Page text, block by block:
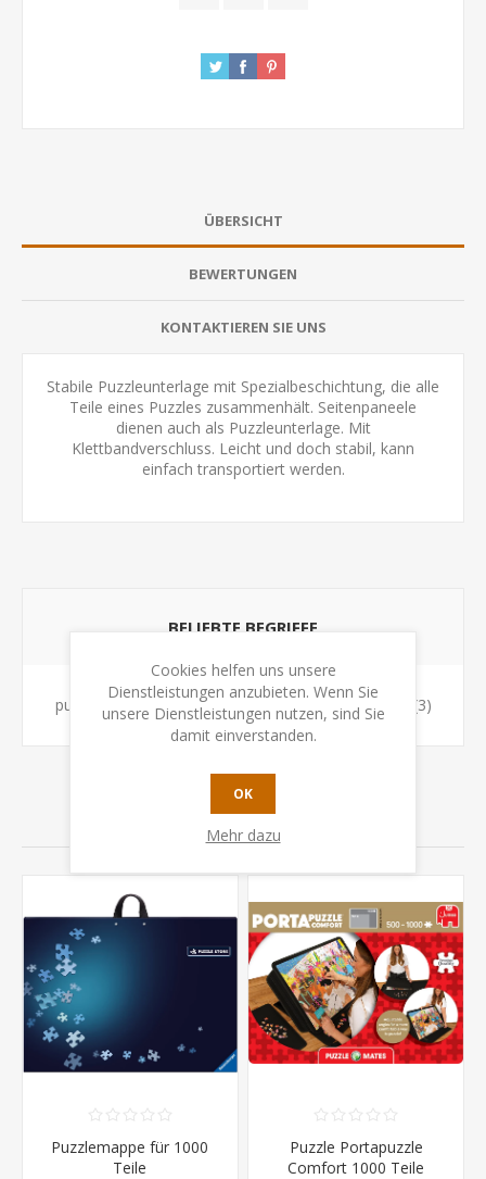
ÜBERSICHT
BEWERTUNGEN
KONTAKTIEREN SIE UNS
Stabile Puzzleunterlage mit Spezialbeschichtung, die alle
Teile eines Puzzles zusammenhält. Seitenpaneele
dienen auch als Puzzleunterlage. Mit
Klettbandverschluss. Leicht und doch stabil, kann
einfach transportiert werden.
BELIEBTE BEGRIFFE
puzzle matte (4), puzzle mappe (3) , puzzlemappe (3)
VERWANDTE PRODUKTE
Puzzlemappe für 1000
Teile
Puzzle Portapuzzle
Comfort 1000 Teile
Cookies helfen uns unsere
Dienstleistungen anzubieten. Wenn Sie
unsere Dienstleistungen nutzen, sind Sie
damit einverstanden.
OK
Mehr dazu